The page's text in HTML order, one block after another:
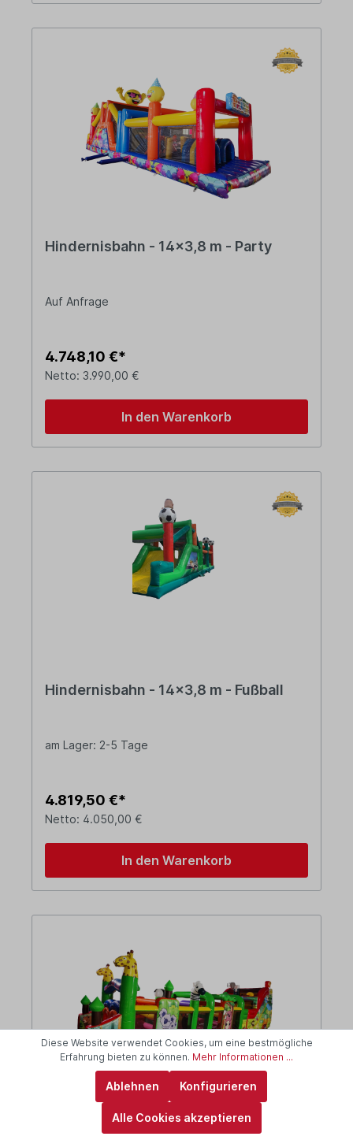
Hindernisbahn - 14x3,8 m - Party
Auf Anfrage
4.748,10 €*
Netto: 3.990,00 €
In den Warenkorb
Hindernisbahn - 14x3,8 m - Fußball
am Lager: 2-5 Tage
4.819,50 €*
Netto: 4.050,00 €
In den Warenkorb
Hindernisbahn - 15x4 m - Zoo
Diese Website verwendet Cookies, um eine bestmögliche
Erfahrung bieten zu können. Mehr Informationen ...
Ablehnen Konfigurieren
Alle Cookies akzeptieren